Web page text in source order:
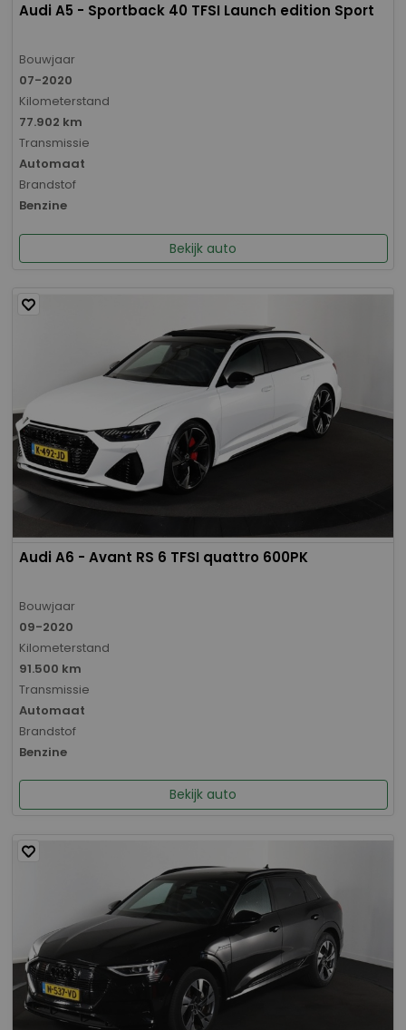
Audi A5 - Sportback 40 TFSI Launch edition Sport
Bouwjaar
07-2020
Kilometerstand
77.902 km
Transmissie
Automaat
Brandstof
Benzine
Bekijk auto
Audi A6 - Avant RS 6 TFSI quattro 600PK
Bouwjaar
09-2020
Kilometerstand
91.500 km
Transmissie
Automaat
Brandstof
Benzine
Bekijk auto